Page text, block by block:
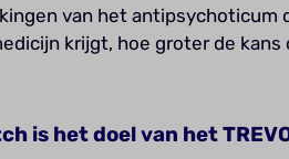
van het antipsychoticum
krijgt, hoe groter de kans
is het doel van het